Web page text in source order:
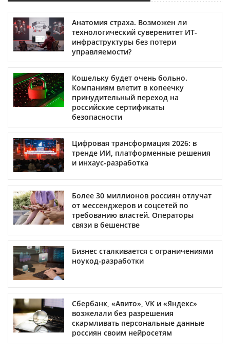
Анатомия страха. Возможен ли
технологический суверенитет ИТ-
инфраструктуры без потери
управляемости?
Кошельку будет очень больно.
Компаниям влетит в копеечку
принудительный переход на
российские сертификаты
безопасности
Цифровая трансформация 2026: в
тренде ИИ, платформенные решения
и инхаус-разработка
Более 30 миллионов россиян отлучат
от мессенджеров и соцсетей по
требованию властей. Операторы
связи в бешенстве
Бизнес сталкивается с ограничениями
ноукод-разработки
Сбербанк, «Авито», VK и «Яндекс»
возжелали без разрешения
скармливать персональные данные
россиян своим нейросетям